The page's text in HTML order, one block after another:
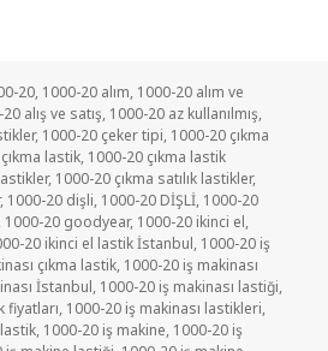
20, 1000-20 alım, 1000-20 alım ve
alış ve satış, 1000-20 az kullanılmış,
, 1000-20 çeker tipi, 1000-20 çıkma
lastik, 1000-20 çıkma lastik
, 1000-20 çıkma satılık lastikler,
, 1000-20 dişli, 1000-20 DİŞLİ, 1000-20
, 1000-20 goodyear, 1000-20 ikinci el,
20 ikinci el lastik İstanbul, 1000-20 iş
çıkma lastik, 1000-20 iş makinası
İstanbul, 1000-20 iş makinası lastiği,
fiyatları, 1000-20 iş makinası lastikleri,
, 1000-20 iş makine, 1000-20 iş